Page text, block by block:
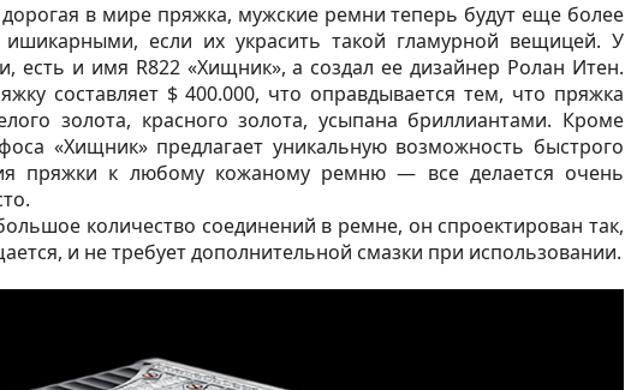
в мире пряжка, мужские ремни теперь будут еще более
если их украсить такой гламурной вещицей. У
есть и имя R822 «Хищник», а создал ее дизайнер Ролан Итен.
составляет $ 400.000, что оправдывается тем, что пряжка
золота, красного золота, усыпана бриллиантами. Кроме
«Хищник» предлагает уникальную возможность быстрого
пряжки к любому кожаному ремню — все делается очень
количество соединений в ремне, он спроектирован так,
и не требует дополнительной смазки при использовании.